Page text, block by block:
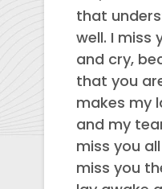
that
well. I miss
and cry,
that you
makes my
and my
miss you
miss you